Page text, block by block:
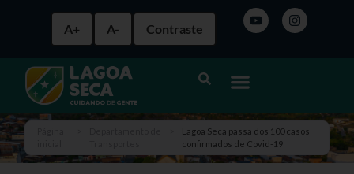
A+ A- Contraste
Lagoa Seca passa dos 100 casos
confirmados de Covid-19